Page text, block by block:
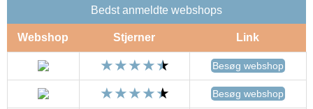
Bedst anmeldte webshops
Webshop Stjerner Link
Besøg webshop
Besøg webshop